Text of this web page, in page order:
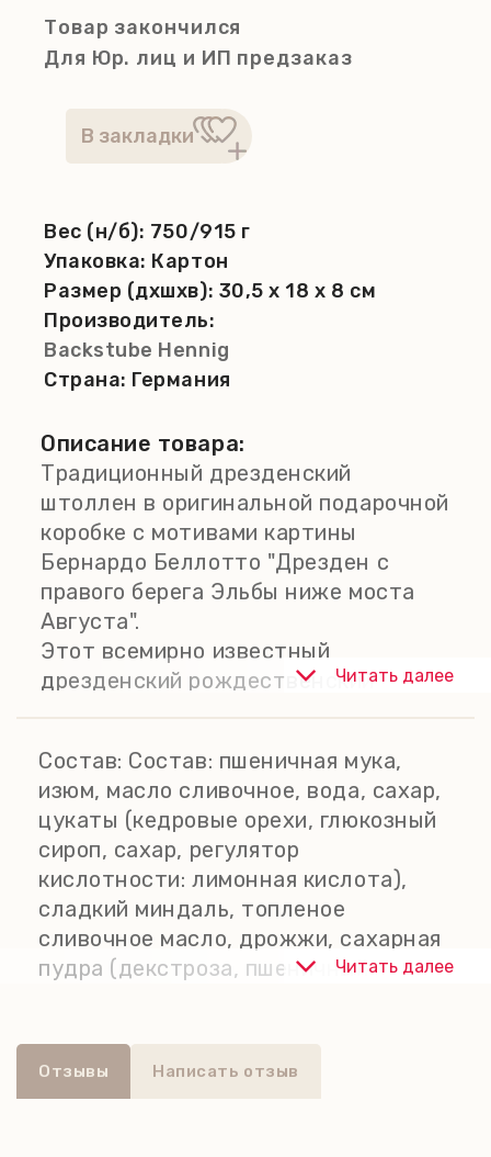
Товар закончился
Для Юр. лиц и ИП предзаказ
Вес (н/б): 750/915 г
Упаковка: Картон
Размер (дхшхв): 30,5 x 18 x 8 см
Производитель:
Backstube Hennig
Страна: Германия
Описание товара:
Традиционный дрезденский
штоллен в оригинальной подарочной
коробке с мотивами картины
Бернардо Беллотто "Дрезден с
правого берега Эльбы ниже моста
Августа".
Этот всемирно известный
дрезденский рождественский
Дрездене.
Читать далее
Состав: Состав: пшеничная мука,
изюм, масло сливочное, вода, сахар,
цукаты (кедровые орехи, глюкозный
сироп, сахар, регулятор
кислотности: лимонная кислота),
сладкий миндаль, топленое
сливочное масло, дрожжи, сахарная
пудра (декстроза, пшеничный
апельсиновой цедры (горький
Читать далее
Отзывы Написать отзыв